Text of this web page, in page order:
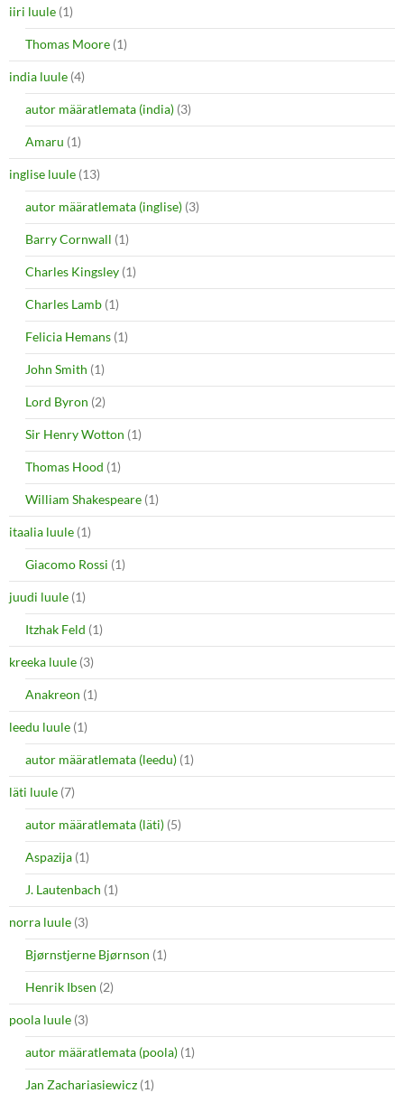
iiri luule (1)
Thomas Moore (1)
india luule (4)
autor määratlemata (india) (3)
Amaru (1)
inglise luule (13)
autor määratlemata (inglise) (3)
Barry Cornwall (1)
Charles Kingsley (1)
Charles Lamb (1)
Felicia Hemans (1)
John Smith (1)
Lord Byron (2)
Sir Henry Wotton (1)
Thomas Hood (1)
William Shakespeare (1)
itaalia luule (1)
Giacomo Rossi (1)
juudi luule (1)
Itzhak Feld (1)
kreeka luule (3)
Anakreon (1)
leedu luule (1)
autor määratlemata (leedu) (1)
läti luule (7)
autor määratlemata (läti) (5)
Aspazija (1)
J. Lautenbach (1)
norra luule (3)
Bjørnstjerne Bjørnson (1)
Henrik Ibsen (2)
poola luule (3)
autor määratlemata (poola) (1)
Jan Zachariasiewicz (1)